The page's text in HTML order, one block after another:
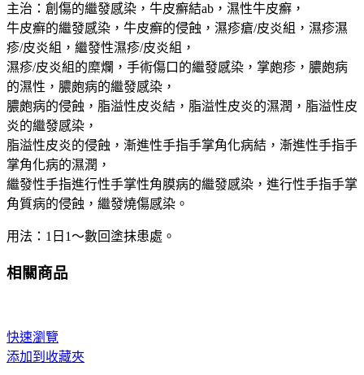
製
藥
vg
軟
膏
濕
疹
膏
1
支
5g
VG
軟
10
支/
盒
出
主治：創傷的繼發感染，牛皮癬結ab，濕性牛皮癬，
牛皮癬的繼發感染，牛皮癬的侵蝕，濕疹瘡/皮炎組，濕疹濕
疹/皮炎組，繼發性濕疹/皮炎組，
濕疹/皮炎組的糜爛，手術傷口的繼發感染，掌皰疹，膿皰病
的濕性，膿皰病的繼發感染，
膿皰病的侵蝕，脂溢性皮炎結，脂溢性皮炎的濕潤，脂溢性皮
炎的繼發感染，
脂溢性皮炎的侵蝕，漸進性手指手掌角化病結，漸進性手指手
掌角化病的濕潤，
繼發性手指進行性手掌性角膜病的繼發感染，進行性手指手掌
角質病的侵蝕，繼發燒傷感染。
用法：1日1〜數回塗抹患處。
相關商品
快速瀏覽
添加到收藏夾